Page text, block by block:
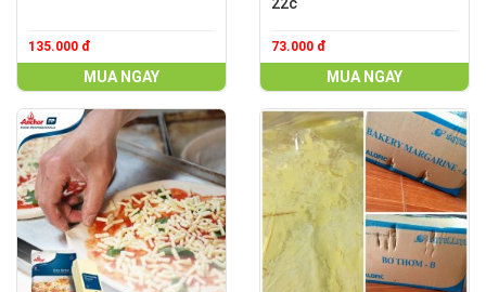
135.000 đ
MUA NGAY
73.000 đ
MUA NGAY